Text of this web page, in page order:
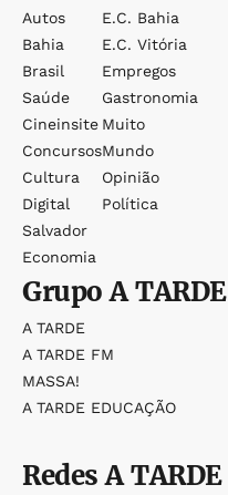
Autos
Bahia
Brasil
Saúde
Cineinsite
Concursos
Cultura
Digital
Salvador
Economia
E.c. Bahia
E.c. Vitória
Empregos
Gastronomia
Muito
Mundo
Opinião
Política
GrupoA TARDE
A TARDE
A TARDE FM
MASSA!
A TARDE EDUCAÇÃO
RedesA TARDE